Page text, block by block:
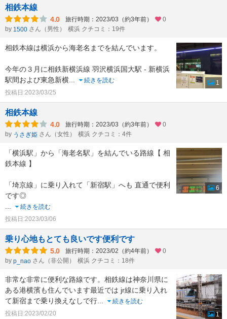
相鉄本線
4.0 旅行時期：2023/03（約3年前）
0
by 1500 さん（男性） 横浜 クチコミ：19件
相鉄本線は横浜から海老名までを結んでいます。
今年の３月に相鉄新横浜線 羽沢横浜国大駅 - 新横浜
駅間および東急新横
続きを読む
投稿日:2023/03/25
1
相鉄本線
4.0 旅行時期：2023/03（約3年前）
0
by うさぎ姫 さん（女性） 横浜 クチコミ：4件
「横浜駅」から「海老名駅」を結んでいる路線【 相
鉄本線 】
「埼京線」に乗り入れて「新宿駅」へも 直通で便利
です◎
続きを読む
投稿日:2023/03/06
6
乗り心地もとても良いです便利です
5.0 旅行時期：2023/02（約4年前）
0
by p_nao さん（非公開） 横浜 クチコミ：18件
非常な非常に便利な路線です。相鉄線は神奈川県に
ある港横濱も住んでいます最近では jr線に乗り入れ
て新宿まで乗り換えなしで行
続きを読む
投稿日:2023/02/20
1